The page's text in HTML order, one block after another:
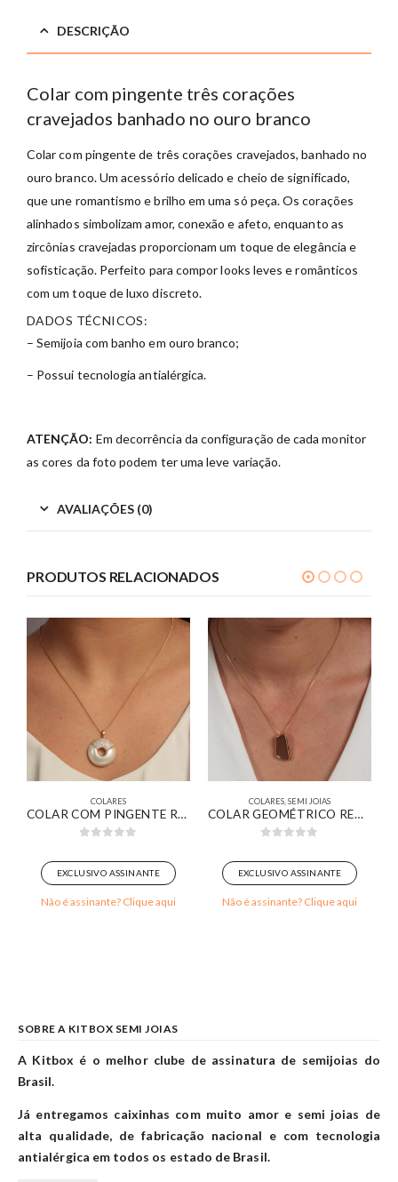
DESCRIÇÃO
Colar com pingente três corações
cravejados banhado no ouro branco
Colar com pingente de três corações cravejados, banhado no
ouro branco. Um acessório delicado e cheio de significado,
que une romantismo e brilho em uma só peça. Os corações
alinhados simbolizam amor, conexão e afeto, enquanto as
zircônias cravejadas proporcionam um toque de elegância e
sofisticação. Perfeito para compor looks leves e românticos
com um toque de luxo discreto.
DADOS TÉCNICOS:
– Semijoia com banho em ouro branco;
– Possui tecnologia antialérgica.
ATENÇÃO: Em decorrência da configuração de cada monitor
as cores da foto podem ter uma leve variação.
AVALIAÇÕES (0)
PRODUTOS RELACIONADOS
COLARES
COLAR COM PINGENTE REDONDO MEIO PÉROLA MEIO CRAVEJADO BANHADO EM OURO 18K
EXCLUSIVO ASSINANTE
Não é assinante? Clique aqui
COLARES SEMI JOIAS
COLAR GEOMÉTRICO RETANGULAR ORGÂNICO RESINADO MARROM BANHADO EM OURO 18K
EXCLUSIVO ASSINANTE
Não é assinante? Clique aqui
SOBRE A KITBOX SEMI JOIAS
A Kitbox é o melhor clube de assinatura de semijoias do
Brasil.
Já entregamos caixinhas com muito amor e semi joias de
alta qualidade, de fabricação nacional e com tecnologia
antialérgica em todos os estado de Brasil.